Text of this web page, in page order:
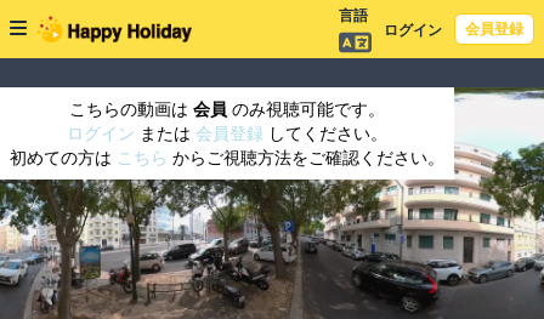
言語
ログイン
会員登録
こちらの動画は 会員 のみ視聴可能です。
ログイン または 会員登録 してください。
初めての方は こちら からご視聴方法をご確認ください。